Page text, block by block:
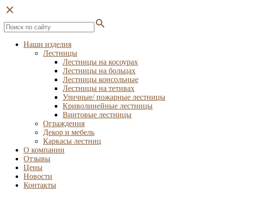
close
search
Наши изделия
Лестницы
Лестницы на косоурах
Лестницы на больцах
Лестницы консольные
Лестницы на тетивах
Уличные/ пожарные лестницы
Криволинейные лестницы
Винтовые лестницы
Ограждения
Декор и мебель
Каркасы лестниц
О компании
Отзывы
Цены
Новости
Контакты